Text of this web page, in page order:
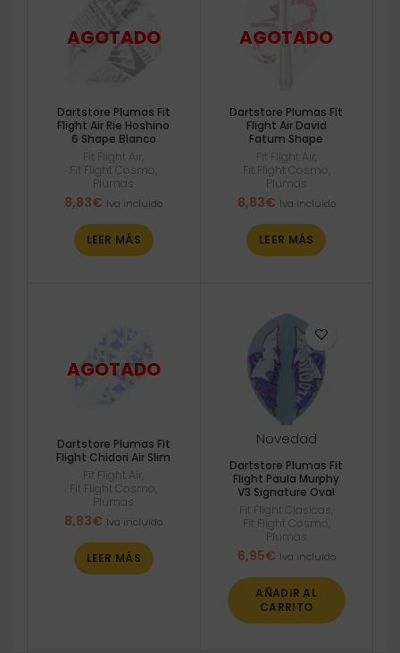
Dartstore Plumas Fit
Flight Air Rie Hoshino
6 Shape Blanco
Fit Flight Air
Fit Flight Cosmo
Plumas
8,83€ Iva incluido
LEER MÁS
Dartstore Plumas Fit
Flight Air David
Fatum Shape
Fit Flight Air
Fit Flight Cosmo
Plumas
8,83€ Iva incluido
LEER MÁS
Dartstore Plumas Fit
Flight Chidori Air Slim
Fit Flight Air
Fit Flight Cosmo
Plumas
8,83€ Iva incluido
LEER MÁS
Novedad
Dartstore Plumas Fit
Flight Paula Murphy
V3 Signature Oval
Fit Flight Clasicas
Fit Flight Cosmo
Plumas
6,95€ Iva incluido
AÑADIR AL
CARRITO